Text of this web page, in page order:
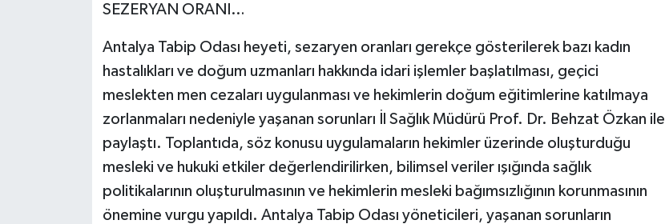
SEZERYAN ORANI…
Antalya Tabip Odası heyeti, sezaryen oranları gerekçe gösterilerek bazı kadın
hastalıkları ve doğum uzmanları hakkında idari işlemler başlatılması, geçici
meslekten men cezaları uygulanması ve hekimlerin doğum eğitimlerine katılmaya
zorlanmaları nedeniyle yaşanan sorunları İl Sağlık Müdürü Prof. Dr. Behzat Özkan ile
paylaştı. Toplantıda, söz konusu uygulamaların hekimler üzerinde oluşturduğu
mesleki ve hukuki etkiler değerlendirilirken, bilimsel veriler ışığında sağlık
politikalarının oluşturulmasının ve hekimlerin mesleki bağımsızlığının korunmasının
önemine vurgu yapıldı. Antalya Tabip Odası yöneticileri, yaşanan sorunların